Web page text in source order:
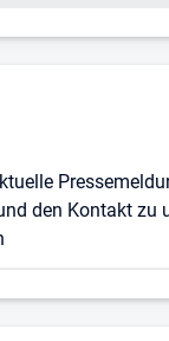
den Kontakt zu